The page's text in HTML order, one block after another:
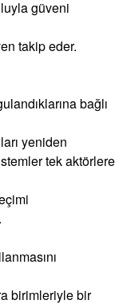
güveni
takip eder.
bağlı
yeniden
tek aktörlere
birimleriyle bir